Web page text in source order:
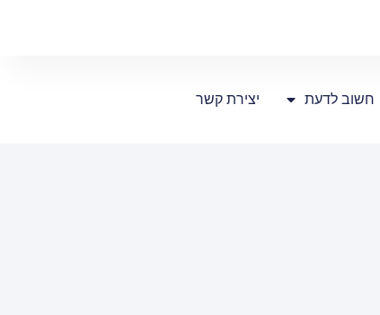
חשוב לדעת יצירת קשר